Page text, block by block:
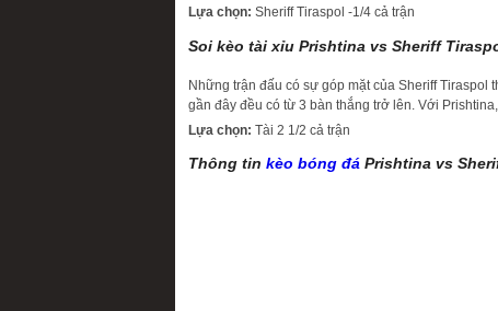
Lựa chọn: Sheriff Tiraspol -1/4 cả trận
Soi kèo tài xỉu Prishtina vs Sheriff
Những trận đấu có sự góp mặt của Sheriff
gần đây đều có từ 3 bàn thắng trở lên. Với
Lựa chọn: Tài 2 1/2 cả trận
Thông tin kèo bóng đá Prishtina vs